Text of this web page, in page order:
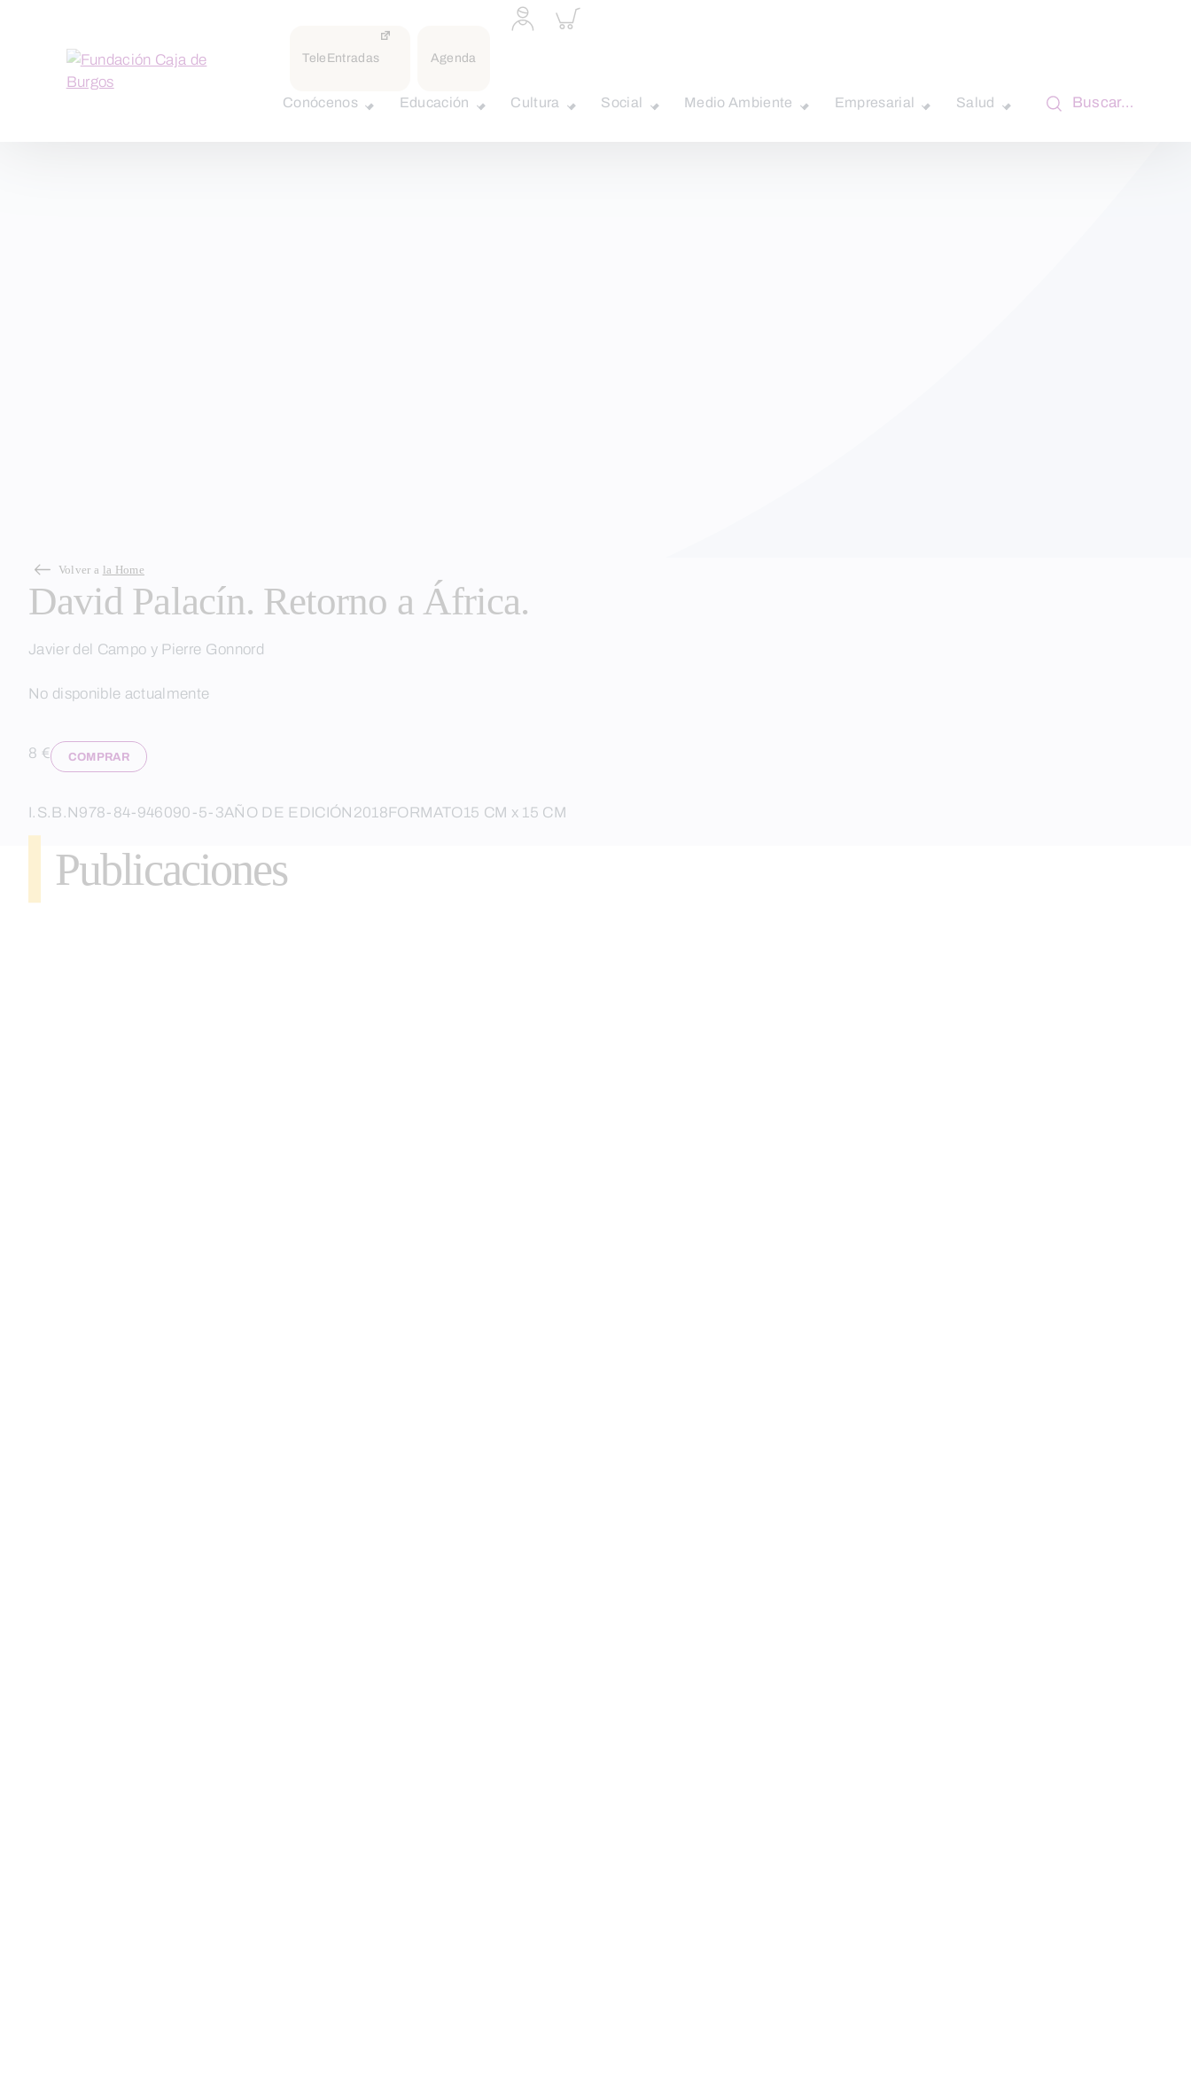
content
TeleEntradas Agenda
Acceder
a
Inspeccionar
carrito
Conócenos Educación Cultura Social Medio Ambiente Empresarial Salud Buscar…
Volver a la Home
David Palacín. Retorno a África.
Javier del Campo y Pierre Gonnord
No disponible actualmente
8 € COMPRAR
I.S.B.N978-84-946090-5-3AÑO DE EDICIÓN 2018FORMATO15 CM x 15 CM
Publicaciones